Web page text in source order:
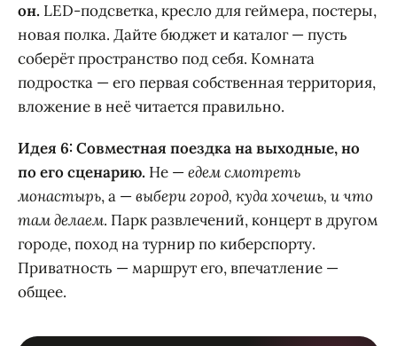
он. LED-подсветка, кресло для геймера, постеры,
новая полка. Дайте бюджет и каталог — пусть
соберёт пространство под себя. Комната
подростка — его первая собственная территория,
вложение в неё читается правильно.
Идея 6: Совместная поездка на выходные, но
по его сценарию. Не —едем смотреть
монастырь, а —выбери город, куда хочешь, и что
там делаем. Парк развлечений, концерт в другом
городе, поход на турнир по киберспорту.
Приватность — маршрут его, впечатление —
общее.